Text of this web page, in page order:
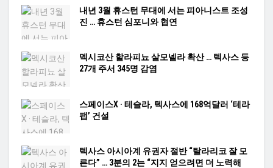
내년 3월 휴스턴 무대에 서는 피아니스트 조성
진 … 휴스턴 심포니와 협연
멕시코산 할라피뇨 살모넬라 확산 … 텍사스 등
27개 주서 345명 감염
스페이스X · 테슬라, 텍사스에 168억달러 ‘테라
팹’ 건설
텍사스 아시아계 유권자 절반 “탈라리코 잘 모
른다” … 3분의 2는 “지지 얻으려면 더 노력해